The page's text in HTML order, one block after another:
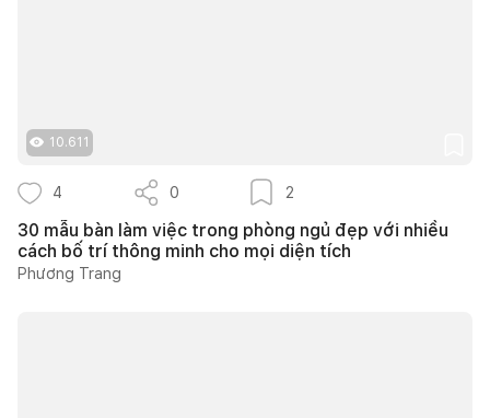
10.611
4 0 2
30 mẫu bàn làm việc trong phòng ngủ đẹp với nhiều
cách bố trí thông minh cho mọi diện tích
Phương Trang